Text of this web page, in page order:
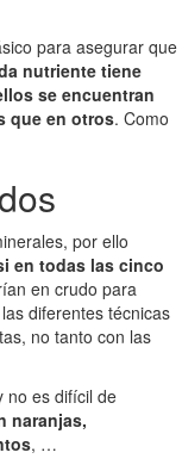
para asegurar que
nutriente tiene
se encuentran
que en otros. Como
por ello
en todas las cinco
en crudo para
diferentes técnicas
no tanto con las
no es difícil de
naranjas,
, …